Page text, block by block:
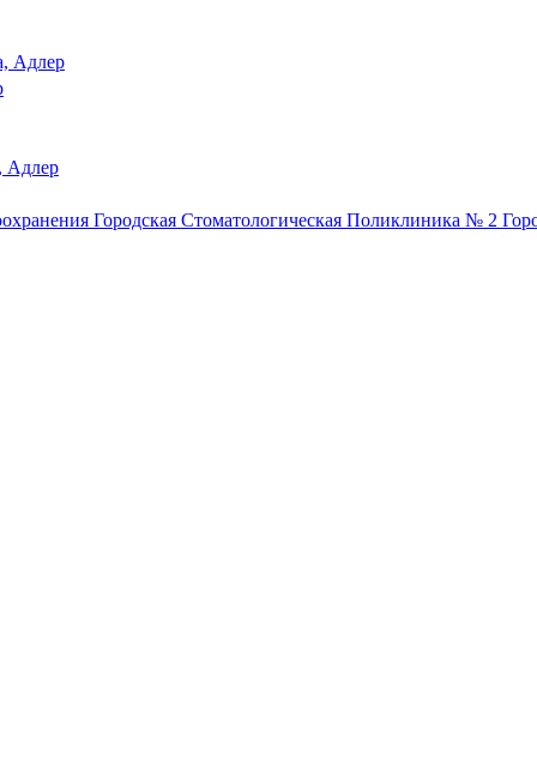
Адлер
Адлер
Городская Стоматологическая Поликлиника № 2